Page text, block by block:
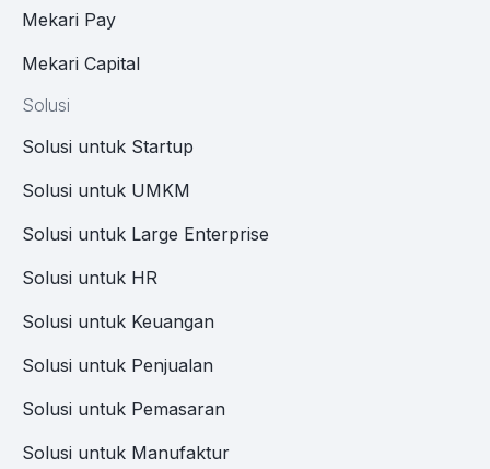
Mekari Pay
Mekari Capital
Solusi
Solusi untuk Startup
Solusi untuk UMKM
Solusi untuk Large Enterprise
Solusi untuk HR
Solusi untuk Keuangan
Solusi untuk Penjualan
Solusi untuk Pemasaran
Solusi untuk Manufaktur